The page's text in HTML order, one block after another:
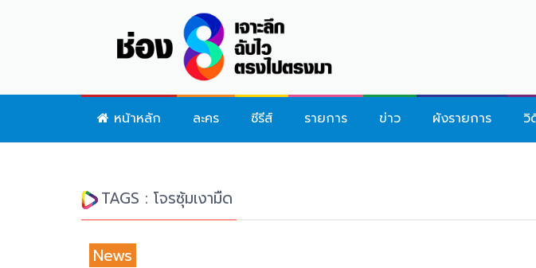
หน้าหลัก ละคร ซีรีส์ รายการ ข่าว ผังรายการ วิ
TAGS : โจรซุ้มเงามืด
News